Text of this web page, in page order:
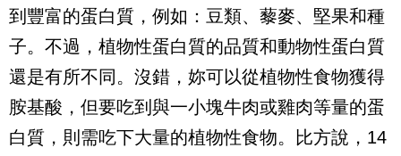
到豐富的蛋白質，例如：豆類、藜麥、堅果和種
子。不過，植物性蛋白質的品質和動物性蛋白質
還是有所不同。沒錯，妳可以從植物性食物獲得
胺基酸，但要吃到與一小塊牛肉或雞肉等量的蛋
白質，則需吃下大量的植物性食物。比方說， 14